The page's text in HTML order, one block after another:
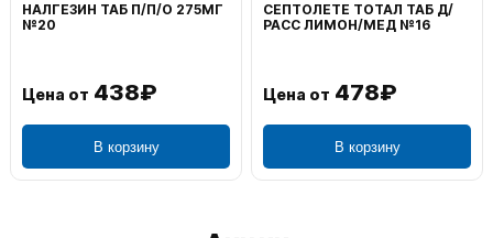
НАЛГЕЗИН ТАБ П/П/О 275МГ
№20
Цена от 438₽
В корзину
СЕПТОЛЕТЕ ТОТАЛ ТАБ Д/
РАСС ЛИМОН/МЕД №16
Цена от 478₽
В корзину